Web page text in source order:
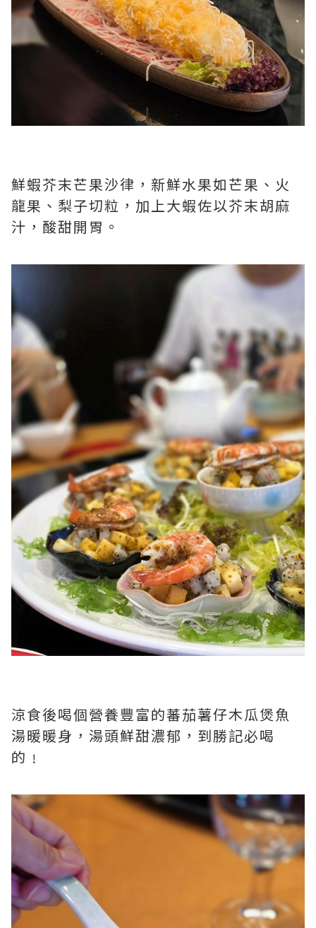
鮮蝦芥末芒果沙律，新鮮水果如芒果、火
龍果、梨子切粒，加上大蝦佐以芥末胡麻
汁，酸甜開胃。
涼食後喝個營養豐富的蕃茄薯仔木瓜煲魚
湯暖暖身，湯頭鮮甜濃郁，到勝記必喝
的﹗